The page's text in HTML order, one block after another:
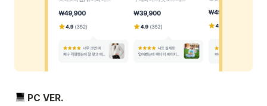
PC VER.